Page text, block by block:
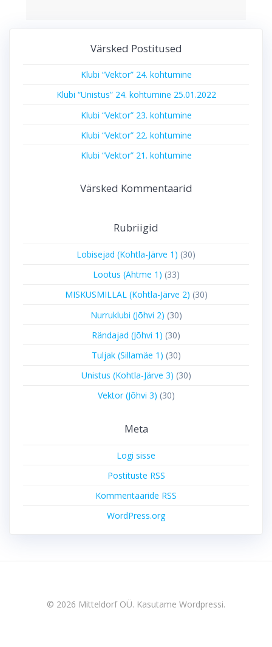
Värsked Postitused
Klubi “Vektor” 24. kohtumine
Klubi “Unistus” 24. kohtumine 25.01.2022
Klubi “Vektor” 23. kohtumine
Klubi “Vektor” 22. kohtumine
Klubi “Vektor” 21. kohtumine
Värsked Kommentaarid
Rubriigid
Lobisejad (Kohtla-Järve 1) (30)
Lootus (Ahtme 1) (33)
MISKUSMILLAL (Kohtla-Järve 2) (30)
Nurruklubi (Jõhvi 2) (30)
Rändajad (Jõhvi 1) (30)
Tuljak (Sillamäe 1) (30)
Unistus (Kohtla-Järve 3) (30)
Vektor (Jõhvi 3) (30)
Meta
Logi sisse
Postituste RSS
Kommentaaride RSS
WordPress.org
© 2026 Mitteldorf OÜ. Kasutame Wordpressi.